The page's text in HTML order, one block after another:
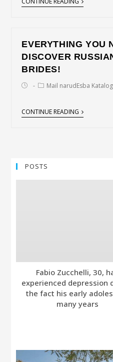
EVERYTHING YOU
DISCOVER
BRIDES!
Mail narudЕѕba
CONTINUE READING
POSTS
Fabio Zucchelli, 30,
experienced depression
the fact his early
many years